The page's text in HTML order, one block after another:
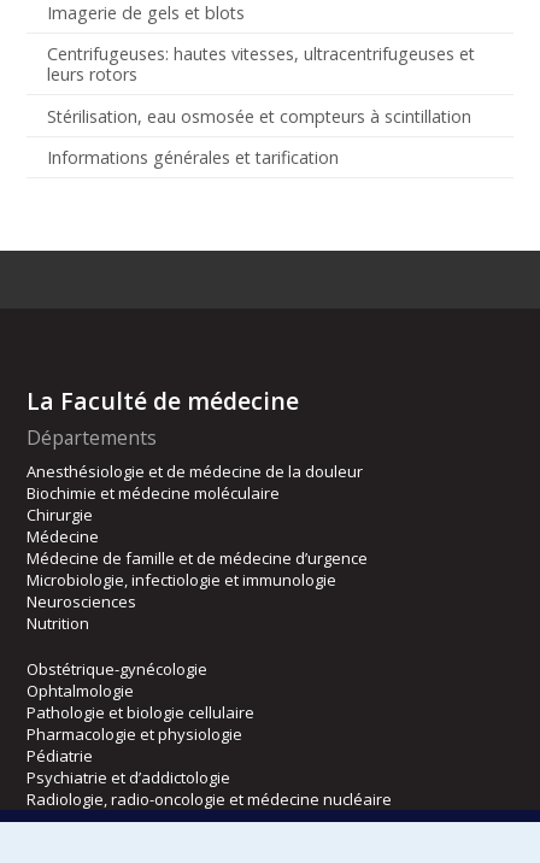
Imagerie de gels et blots
Centrifugeuses: hautes vitesses, ultracentrifugeuses et
leurs rotors
Stérilisation, eau osmosée et compteurs à scintillation
Informations générales et tarification
La Faculté de médecine
Départements
Anesthésiologie et de médecine de la douleur
Biochimie et médecine moléculaire
Chirurgie
Médecine
Médecine de famille et de médecine d’urgence
Microbiologie, infectiologie et immunologie
Neurosciences
Nutrition
Obstétrique-gynécologie
Ophtalmologie
Pathologie et biologie cellulaire
Pharmacologie et physiologie
Pédiatrie
Psychiatrie et d’addictologie
Radiologie, radio-oncologie et médecine nucléaire